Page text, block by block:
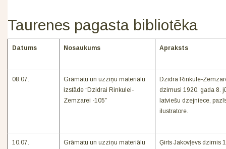
Taurenes pagasta bibliotēka
Datums Nosaukums Apraksts
08.07.
Grāmatu un uzziņu materiālu
izstāde “Dzidrai Rinkulei-
Zemzarei -105”
Dzidra Rinkule-
dzimusi 1920. gada 8.
latviešu dzejniece,
ilustratore.
10.07.
Grāmatu un uzziņu materiālu
Ģirts Jakovļevs dzimis